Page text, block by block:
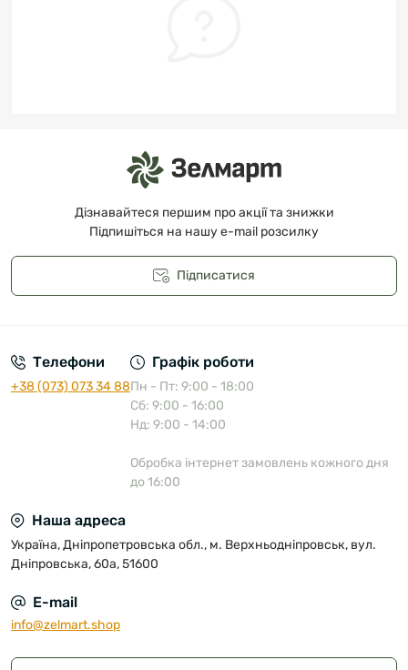
Дізнавайтеся першим про акції та знижки
Підпишіться на нашу e-mail розсилку
Підписатися
Телефони
+38 (073) 073 34 88
Графік роботи
Пн - Пт: 9:00 - 18:00
Сб: 9:00 - 16:00
Нд: 9:00 - 14:00
Обробка інтернет замовлень кожного дня
до 16:00
Наша адреса
Україна, Дніпропетровська обл., м. Верхньодніпровськ, вул.
Дніпровська, 60а, 51600
E-mail
info@zelmart.shop